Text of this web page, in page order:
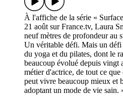
À l'affiche de la série «
21 août sur France.tv, Laura
neuf mètres de profondeur au
Un véritable défi. Mais un défi
du yoga et du pilates, dont le
beaucoup évolué depuis vingt
métier d'actrice, de tout ce
peut vivre beaucoup mieux et
adoptant un mode de vie sain.